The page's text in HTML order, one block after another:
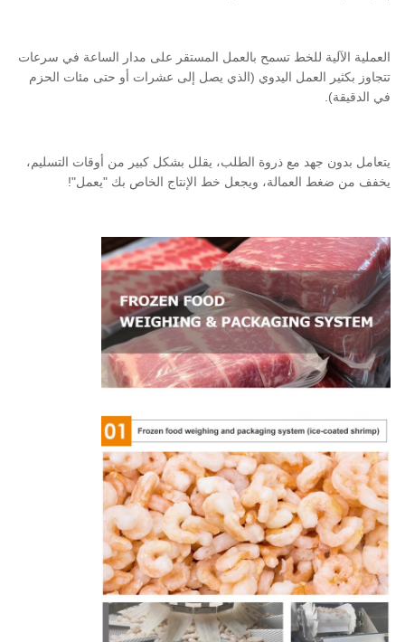
العملية الآلية للخط تسمح بالعمل المستقر على مدار الساعة في سرعات
تتجاوز بكثير العمل اليدوي (الذي يصل إلى عشرات أو حتى مئات الحزم
في الدقيقة).
يتعامل بدون جهد مع ذروة الطلب، يقلل بشكل كبير من أوقات التسليم،
يخفف من ضغط العمالة، ويجعل خط الإنتاج الخاص بك "يعمل"!